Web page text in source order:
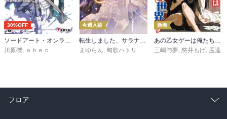
30%OFF
ソードアート・オンライン29 ユナイタル・リングVIII
川原礫, ａｂｅｃ
今週入荷
転生しました、サラナ・キンジェです。ごきげんよう。５ ～婚約破棄されたので田舎で気ままに暮らしたいと思います～【電子書店共通特典SS付】
まゆらん, 匈歌ハトリ
新着
あの乙女ゲーは俺たちに厳しい世界です 6
三嶋与夢, 悠井もげ, 孟達
フロア